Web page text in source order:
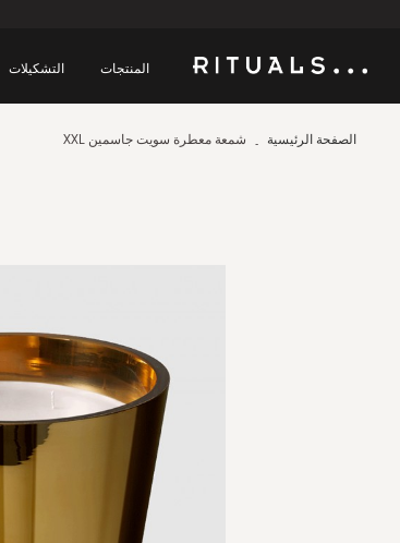
المنتجات التشكيلات
الصفحة الرئيسية شمعة معطرة سويت جاسمين XXL